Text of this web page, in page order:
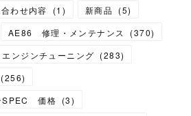
わせ内容
(1 ) 新商品 (5)
AE86 修理・メンテナンス (370)
エンジンチューニング (283)
(256)
SPEC 価格 (3)